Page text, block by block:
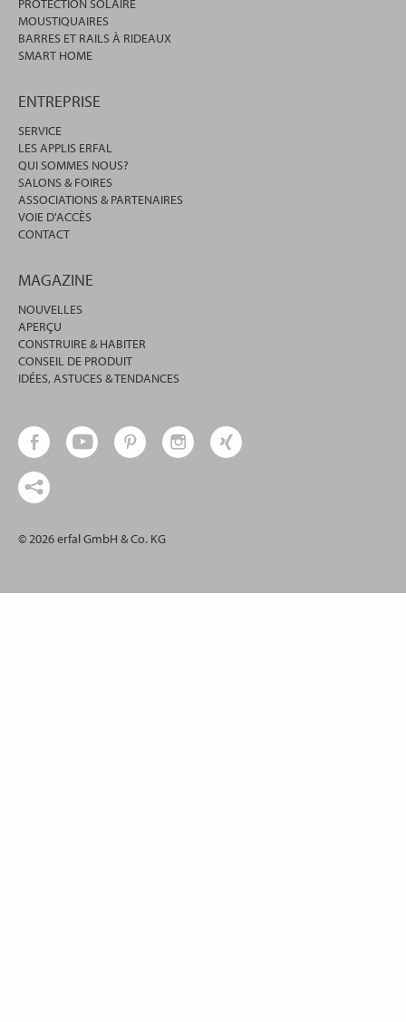
PROTECTION SOLAIRE
MOUSTIQUAIRES
BARRES ET RAILS À RIDEAUX
SMART HOME
ENTREPRISE
SERVICE
LES APPLIS ERFAL
QUI SOMMES NOUS?
SALONS & FOIRES
ASSOCIATIONS & PARTENAIRES
VOIE D'ACCÈS
CONTACT
MAGAZINE
NOUVELLES
APERÇU
CONSTRUIRE & HABITER
CONSEIL DE PRODUIT
IDÉES, ASTUCES & TENDANCES
© 2026 erfal GmbH & Co. KG